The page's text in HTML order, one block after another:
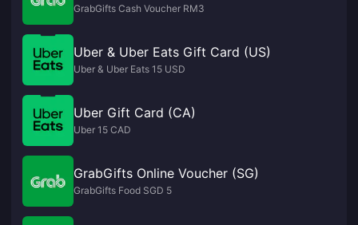
GrabGifts Cash Voucher RM3
Uber & Uber Eats Gift Card (US)
Uber & Uber Eats 15 USD
Uber Gift Card (CA)
Uber 15 CAD
GrabGifts Online Voucher (SG)
GrabGifts Food SGD 5